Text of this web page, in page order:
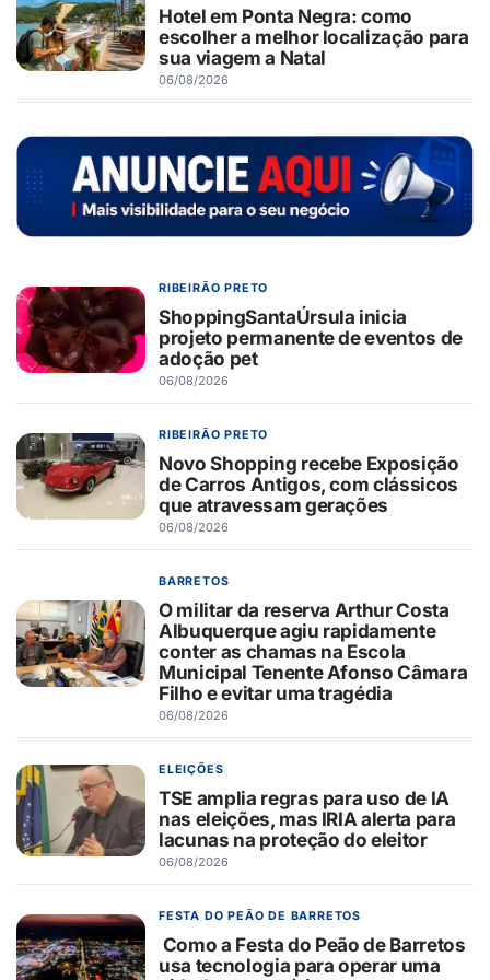
Hotel em Ponta Negra: como
escolher a melhor localização para
sua viagem a Natal
06/08/2026
RIBEIRÃO PRETO
ShoppingSantaÚrsula inicia
projeto permanente de eventos de
adoção pet
06/08/2026
RIBEIRÃO PRETO
Novo Shopping recebe Exposição
de Carros Antigos, com clássicos
que atravessam gerações
06/08/2026
BARRETOS
O militar da reserva Arthur Costa
Albuquerque agiu rapidamente
conter as chamas na Escola
Municipal Tenente Afonso Câmara
Filho e evitar uma tragédia
06/08/2026
ELEIÇÕES
TSE amplia regras para uso de IA
nas eleições, mas IRIA alerta para
lacunas na proteção do eleitor
06/08/2026
FESTA DO PEÃO DE BARRETOS
Como a Festa do Peão de Barretos
usa tecnologia para operar uma